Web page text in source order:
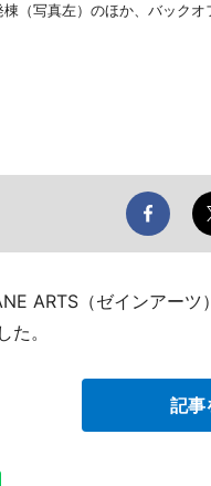
（写真左）のほか、バック
ARTS（ゼインアー
。
記事